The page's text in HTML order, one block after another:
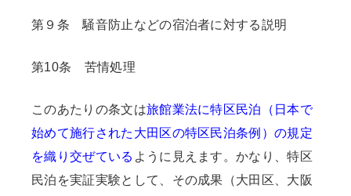
第９条 騒音防止などの宿泊者に対する説明
第10条 苦情処理
このあたりの条文は旅館業法に特区民泊（日本で
始めて施行された大田区の特区民泊条例）の規定
を織り交ぜている ように見えます。かなり、特区
民泊を実証実験として、その成果（大田区、大阪